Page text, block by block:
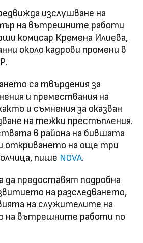
изслушване на
на вътрешните работи
комисар Кремена Илиева,
около кадрови промени в
са твърдения за
и премествания на
и съмнения за оказван
на тежки престъпления.
в района на бившата
откриването на още три
пише NOVA.
да предоставят подробна
на разследването,
на служителите на
вътрешните работи по